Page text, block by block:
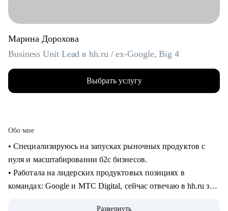
Марина Дорохова
Business Unit Lead в hh.ru / ex-Google, Big 4
Выбрать услугу
Обо мне
• Специализируюсь на запусках рыночных продуктов с
нуля и масштабировании б2с бизнесов.
• Работала на лидерских продуктовых позициях в
командах: Google и МТС Digital, сейчас отвечаю в hh.ru за
Развернуть